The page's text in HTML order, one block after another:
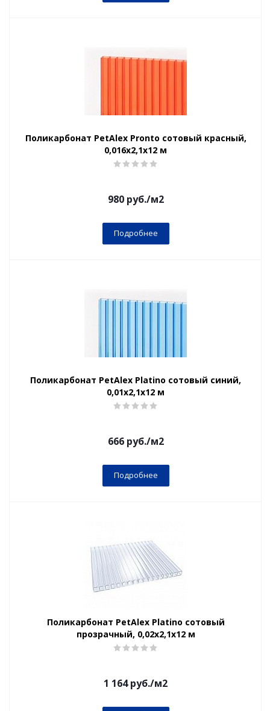
Поликарбонат PetAlex Pronto сотовый красный,
0,016х2,1х12 м
980руб./м2
Подробнее
Поликарбонат PetAlex Platino сотовый синий,
0,01х2,1х12 м
666руб./м2
Подробнее
Поликарбонат PetAlex Platino сотовый
прозрачный, 0,02х2,1х12 м
1 164руб./м2